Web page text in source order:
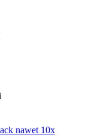
nawet 10x